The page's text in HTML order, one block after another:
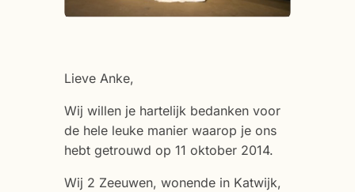
Lieve Anke,
Wij willen je hartelijk bedanken voor
de hele leuke manier waarop je ons
hebt getrouwd op 11 oktober 2014.
Wij 2 Zeeuwen, wonende in Katwijk,